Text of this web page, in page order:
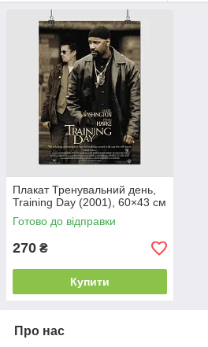
Плакат Тренувальний день,
Training Day (2001), 60×43 см
Готово до відправки
270 ₴
Купити
Про нас